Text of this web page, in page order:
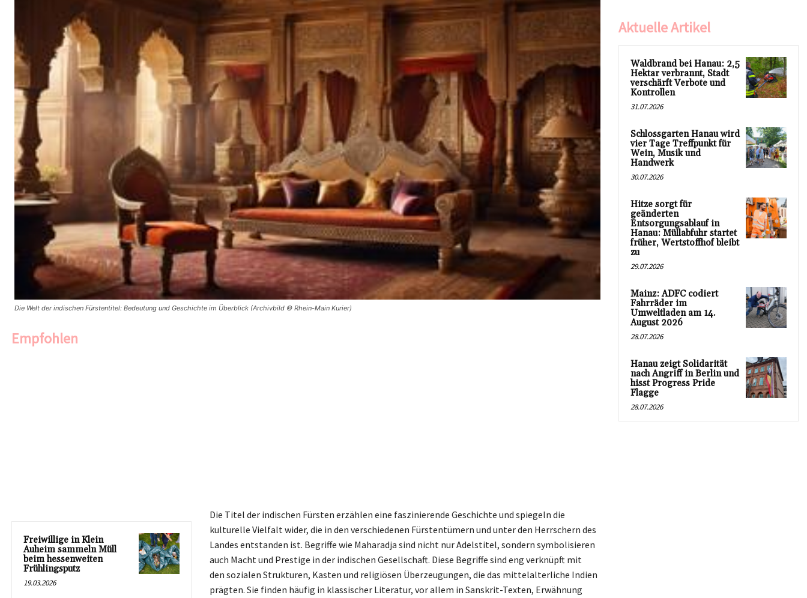
Die Welt der indischen Fürstentitel: Bedeutung und Geschichte im Überblick (Archivbild © Rhein-Main Kurier)
Empfohlen
Freiwillige in Klein
Auheim sammeln Müll
beim hessenweiten
Frühlingsputz
19.03.2026
Die Titel der indischen Fürsten erzählen eine faszinierende Geschichte und spiegeln die
kulturelle Vielfalt wider, die in den verschiedenen Fürstentümern und unter den Herrschern des
Landes entstanden ist. Begriffe wie Maharadja sind nicht nur Adelstitel, sondern symbolisieren
auch Macht und Prestige in der indischen Gesellschaft. Diese Begriffe sind eng verknüpft mit
den sozialen Strukturen, Kasten und religiösen Überzeugungen, die das mittelalterliche Indien
prägten. Sie finden häufig in klassischer Literatur, vor allem in Sanskrit-Texten, Erwähnung
Aktuelle Artikel
Waldbrand bei Hanau: 2,5
Hektar verbrannt, Stadt
verschärft Verbote und
Kontrollen
31.07.2026
Schlossgarten Hanau wird
vier Tage Treffpunkt für
Wein, Musik und
Handwerk
30.07.2026
Hitze sorgt für
geänderten
Entsorgungsablauf in
Hanau: Müllabfuhr startet
früher, Wertstoffhof bleibt
zu
29.07.2026
Mainz: ADFC codiert
Fahrräder im
Umweltladen am 14.
August 2026
28.07.2026
Hanau zeigt Solidarität
nach Angriff in Berlin und
hisst Progress Pride
Flagge
28.07.2026